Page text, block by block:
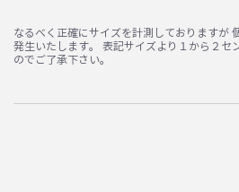
なるべく正確にサイズを計測しておりますが
発生いたします。 表記サイズより１から２セ
のでご了承下さい。